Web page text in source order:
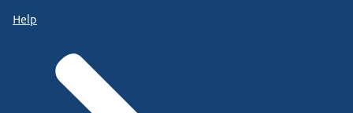
Help